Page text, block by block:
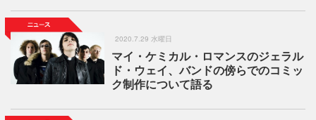
2020.7.29 水曜日
マイ・ケミカル・ロマンスのジェラル
ド・ウェイ、バンドの傍らでのコミッ
ク制作について語る